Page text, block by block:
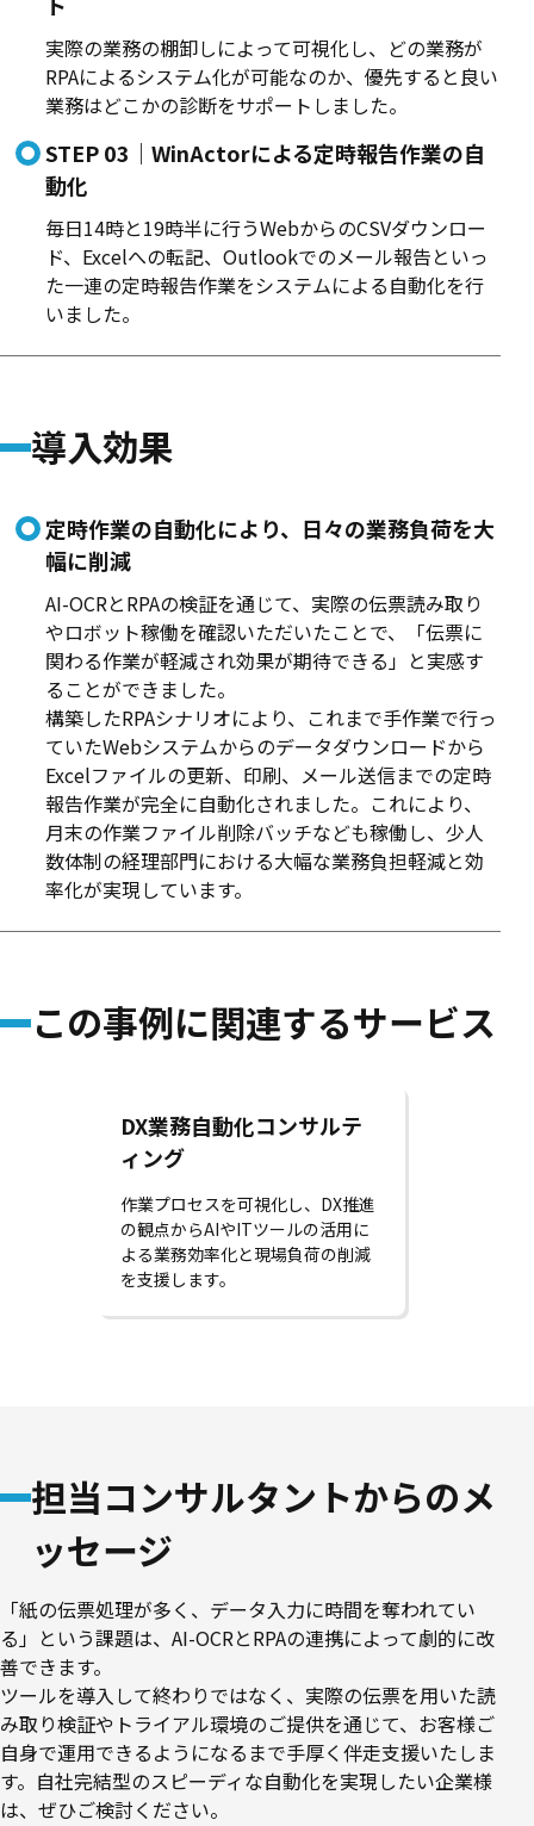
実際の業務の棚卸しによって可視化し、どの業務が
RPAによるシステム化が可能なのか、優先すると良い
業務はどこかの診断をサポートしました。
STEP 03｜WinActorによる定時報告作業の自
動化
毎日14時と19時半に行うWebからのCSVダウンロー
ド、Excelへの転記、Outlookでのメール報告といっ
た一連の定時報告作業をシステムによる自動化を行
いました。
導入効果
定時作業の自動化により、日々の業務負荷を大
幅に削減
AI-OCRとRPAの検証を通じて、実際の伝票読み取り
やロボット稼働を確認いただいたことで、「伝票に
関わる作業が軽減され効果が期待できる」と実感す
ることができました。
構築したRPAシナリオにより、これまで手作業で行っ
ていたWebシステムからのデータダウンロードから
Excelファイルの更新、印刷、メール送信までの定時
報告作業が完全に自動化されました。これにより、
月末の作業ファイル削除バッチなども稼働し、少人
数体制の経理部門における大幅な業務負担軽減と効
率化が実現しています。
この事例に関連するサービス
DX業務自動化コンサルテ
ィング
作業プロセスを可視化し、DX推進
の観点からAIやITツールの活用に
よる業務効率化と現場負荷の削減
を支援します。
担当コンサルタントからのメ
ッセージ
「紙の伝票処理が多く、データ入力に時間を奪われてい
る」という課題は、AI-OCRとRPAの連携によって劇的に改
善できます。
ツールを導入して終わりではなく、実際の伝票を用いた読
み取り検証やトライアル環境のご提供を通じて、お客様ご
自身で運用できるようになるまで手厚く伴走支援いたしま
す。自社完結型のスピーディな自動化を実現したい企業様
は、ぜひご検討ください。